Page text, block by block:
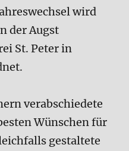
wird
der Augst
St. Peter in
verabschiedete
Wünschen für
gestaltete